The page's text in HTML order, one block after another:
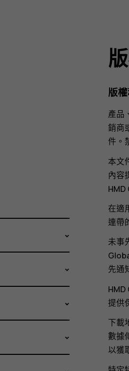
版
產品
銷商
件。
本文
內容
在適
連帶
未事
先通
提供
下載
數據
以獲